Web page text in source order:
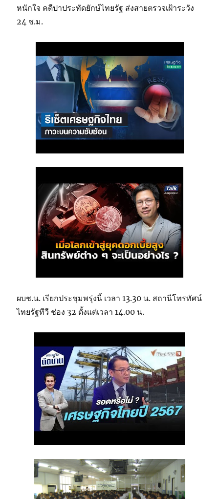
หนักใจ คดีปาประทัดยักษ์ไทยรัฐ ส่งสายตรวจเฝ้าระวัง
24 ช.ม.
ผบช.น. เรียกประชุมพรุ่งนี้ เวลา 13.30 น. สถานีโทรทัศน์
ไทยรัฐทีวี ช่อง 32 ตั้งแต่เวลา 14.00 น.